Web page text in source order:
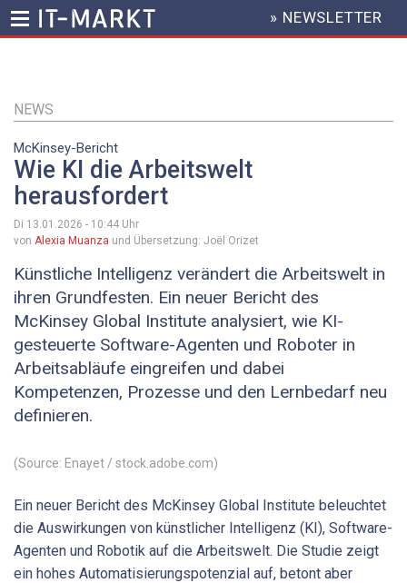
Inhalt
HEADER
MENU
» NEWSLETTER
NEWS
McKinsey-Bericht
Wie KI die Arbeitswelt
herausfordert
Di 13.01.2026 - 10:44 Uhr
von Alexia Muanza und Übersetzung: Joël Orizet
Künstliche Intelligenz verändert die Arbeitswelt in
ihren Grundfesten. Ein neuer Bericht des
McKinsey Global Institute analysiert, wie KI-
gesteuerte Software-Agenten und Roboter in
Arbeitsabläufe eingreifen und dabei
Kompetenzen, Prozesse und den Lernbedarf neu
definieren.
(Source: Enayet / stock.adobe.com)
Ein neuer Bericht des McKinsey Global Institute beleuchtet
die Auswirkungen von künstlicher Intelligenz (KI), Software-
Agenten und Robotik auf die Arbeitswelt. Die Studie zeigt
ein hohes Automatisierungspotenzial auf, betont aber